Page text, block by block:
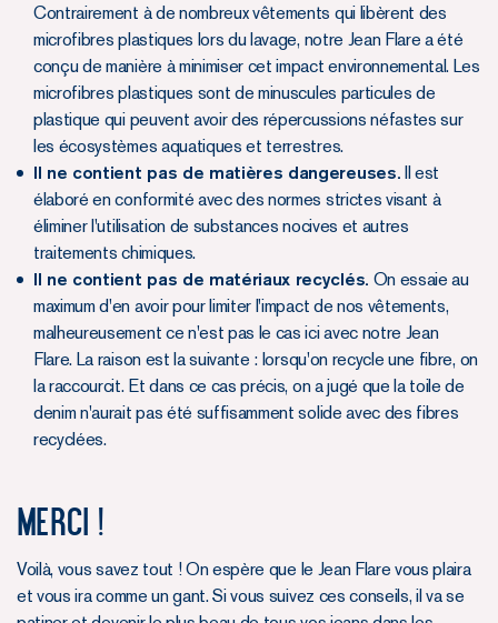
Contrairement à de nombreux vêtements qui libèrent des
microfibres plastiques lors du lavage, notre Jean Flare a été
conçu de manière à minimiser cet impact environnemental. Les
microfibres plastiques sont de minuscules particules de
plastique qui peuvent avoir des répercussions néfastes sur
les écosystèmes aquatiques et terrestres.
Il ne contient pas de matières dangereuses. Il est
élaboré en conformité avec des normes strictes visant à
éliminer l'utilisation de substances nocives et autres
traitements chimiques.
Il ne contient pas de matériaux recyclés. On essaie au
maximum d'en avoir pour limiter l'impact de nos vêtements,
malheureusement ce n'est pas le cas ici avec notre Jean
Flare. La raison est la suivante : lorsqu'on recycle une fibre, on
la raccourcit. Et dans ce cas précis, on a jugé que la toile de
denim n'aurait pas été suffisamment solide avec des fibres
recyclées.
Merci !
Voilà, vous savez tout ! On espère que le Jean Flare vous plaira
et vous ira comme un gant. Si vous suivez ces conseils, il va se